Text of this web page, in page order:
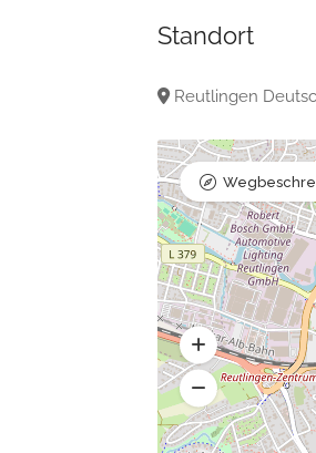
Standort
Reutlingen